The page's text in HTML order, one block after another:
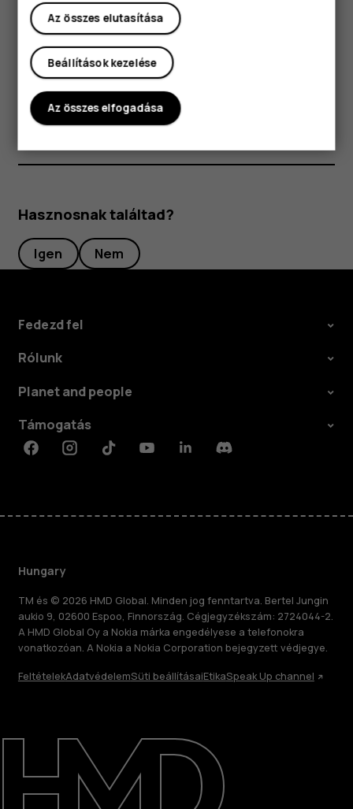
Rólunk
Javítás, újrafelhasználás, újrahasznosítás
Támogatás
hangerőre.
A készülék egyes részei mágnesesek. A készülék
vonzhatja a fémből készült tárgyakat. Ne tartson a
készülékhez közel huzamosabb ideig hitelkártyát vagy
egyéb mágneses kártyát, mert a kártyák károsodhatnak.
Hasznosnak találtad?
Igen Nem
Fedezd fel
Rólunk
Planet and people
Támogatás
FacebookInstagramTiktokYoutubeLinkedinDiscord
Hungary
TM és © 2026 HMD Global. Minden jog fenntartva. Bertel Jungin
aukio 9, 02600 Espoo, Finnország. Cégjegyzékszám: 2724044-2.
A HMD Global Oy a Nokia márka engedélyese a telefonokra
vonatkozóan. A Nokia a Nokia Corporation bejegyzett védjegye.
FeltételekAdatvédelemSüti beállításaiEtikaSpeak Up channel
Az összes elutasítása
Beállítások kezelése
Az összes elfogadása